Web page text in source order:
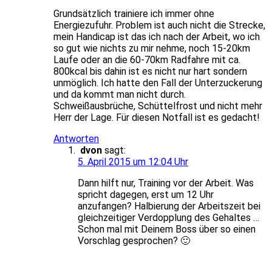
Grundsätzlich trainiere ich immer ohne
Energiezufuhr. Problem ist auch nicht die Strecke,
mein Handicap ist das ich nach der Arbeit, wo ich
so gut wie nichts zu mir nehme, noch 15-20km
Laufe oder an die 60-70km Radfahre mit ca.
800kcal bis dahin ist es nicht nur hart sondern
unmöglich. Ich hatte den Fall der Unterzuckerung
und da kommt man nicht durch.
Schweißausbrüche, Schüttelfrost und nicht mehr
Herr der Lage. Für diesen Notfall ist es gedacht!
Antworten
dvon sagt:
5. April 2015 um 12:04 Uhr
Dann hilft nur, Training vor der Arbeit. Was
spricht dagegen, erst um 12 Uhr
anzufangen? Halbierung der Arbeitszeit bei
gleichzeitiger Verdopplung des Gehaltes …
Schon mal mit Deinem Boss über so einen
Vorschlag gesprochen? 🙂